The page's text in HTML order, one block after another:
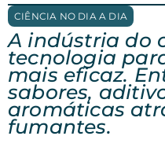
CIÊNCIA NO DIA A DIA
A indústria do
tecnologia
mais eficaz.
sabores,
aromáticas
fumantes.